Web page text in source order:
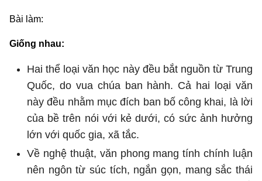
Bài làm:
Giống nhau:
Hai thể loại văn học này đều bắt nguồn từ Trung
Quốc, do vua chúa ban hành. Cả hai loại văn
này đều nhằm mục đích ban bố công khai, là lời
của bề trên nói với kẻ dưới, có sức ảnh hưởng
lớn với quốc gia, xã tắc.
Về nghệ thuật, văn phong mang tính chính luận
nên ngôn từ súc tích, ngắn gọn, mang sắc thái